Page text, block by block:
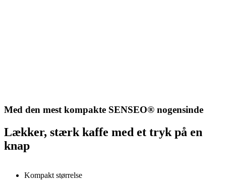
Med den mest kompakte SENSEO® nogensinde
Lækker, stærk kaffe med et tryk på en
knap
Kompakt størrelse